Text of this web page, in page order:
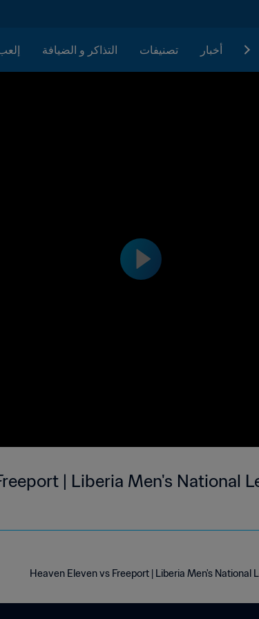
أخبار تصنيفات التذاكر و الضيافة
| Liberia Men's National
Heaven Eleven vs Freeport | Liberia Men's National